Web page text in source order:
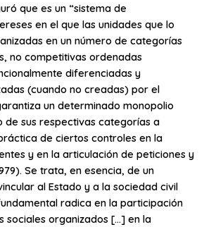
que es un “sistema de
en el que las unidades que lo
en un número de categorías
no competitivas ordenadas
diferenciadas y
(cuando no creadas) por el
un determinado monopolio
sus respectivas categorías a
de ciertos controles en la
y en la articulación de peticiones y
Se trata, en esencia, de un
al Estado y a la sociedad civil
radica en la participación
sociales organizados […] en la